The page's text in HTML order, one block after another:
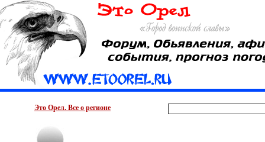
Это Орел. Все о регионе